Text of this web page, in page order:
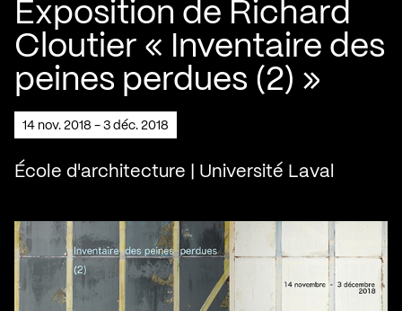
Exposition de Richard
Cloutier « Inventaire des
peines perdues (2) »
14 nov. 2018 - 3 déc. 2018
École d'architecture | Université Laval